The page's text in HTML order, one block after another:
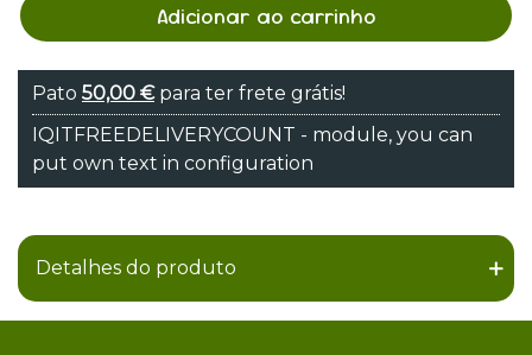
Adicionar ao carrinho
Pato 50,00 €para ter frete grátis!
IQITFREEDELIVERYCOUNT - module, you can
put own text in configuration
Detalhes do produto